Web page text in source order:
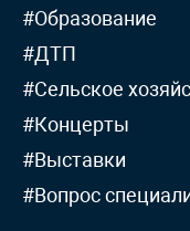
#Образование
#ДТП
#Сельское
#Концерты
#Выставки
#Вопрос